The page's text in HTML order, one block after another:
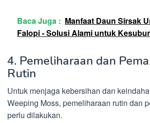
Baca Juga : Manfaat Daun Sirsak
Falopi - Solusi Alami untuk
4. Pemeliharaan dan
Rutin
Untuk menjaga kebersihan dan
Weeping Moss, pemeliharaan rutin dan
perlu dilakukan.